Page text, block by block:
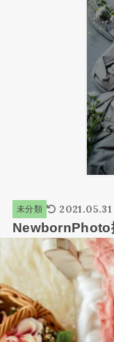
未分類 2021.05.31
NewbornPhoto